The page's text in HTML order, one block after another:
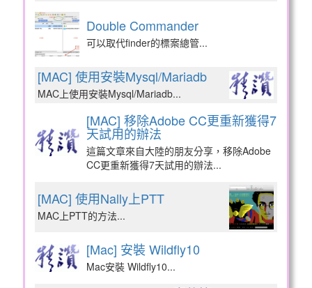
Double Commander
可以取代finder的標案總管...
[MAC] 使用安裝Mysql/Mariadb
MAC上使用安裝Mysql/Mariadb...
[MAC] 移除Adobe CC更重新獲得7
天試用的辦法
這篇文章來自大陸的朋友分享，移除Adobe
CC更重新獲得7天試用的辦法...
[MAC] 使用Nally上PTT
MAC上PTT的方法...
[Mac] 安裝 Wildfly10
Mac安裝 Wildfly10...